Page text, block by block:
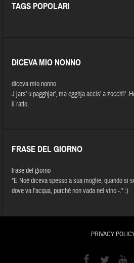
TAGS POPOLARI
DICEVA MIO NONNO
diceva mio nonno
J jars' u pagghjar', ma egghja accis' a zocch'l'.
il ratto.
FRASE DEL GIORNO
frase del giorno
"E Noè diceva spesso a sua moglie, quando si
dove va l'acqua, purché non vada nel vino -." :)
PRIVACY